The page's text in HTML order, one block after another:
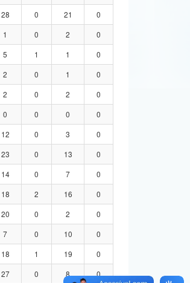
28 0 21
0
1 0 2
0
5 1 1
0
2 0 1
0
2 0 2
0
0 0 0
0
12 0 3
0
23 0 13
0
14 0 7
0
18 2 16
0
20 0 2
0
7 0 10
0
18 1 19
0
27 0 8
0